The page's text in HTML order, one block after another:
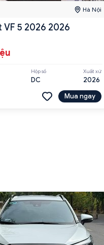
Hà Nội
VF 5 2026 2026
Hộp số
DC
Xuất xứ
2026
Mua ngay